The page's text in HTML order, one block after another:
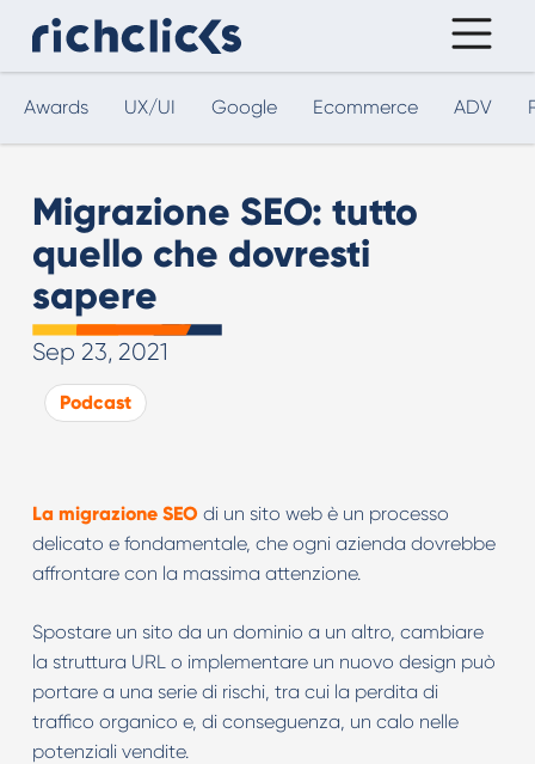
Awards UX/UI Google Ecommerce ADV
Migrazione SEO: tutto
quello che dovresti
sapere
Sep 23, 2021
Podcast
La migrazione SEO di un sito web è un processo
delicato e fondamentale, che ogni azienda dovrebbe
affrontare con la massima attenzione.
Spostare un sito da un dominio a un altro, cambiare
la struttura URL o implementare un nuovo design può
portare a una serie di rischi, tra cui la perdita di
traffico organico e, di conseguenza, un calo nelle
potenziali vendite.